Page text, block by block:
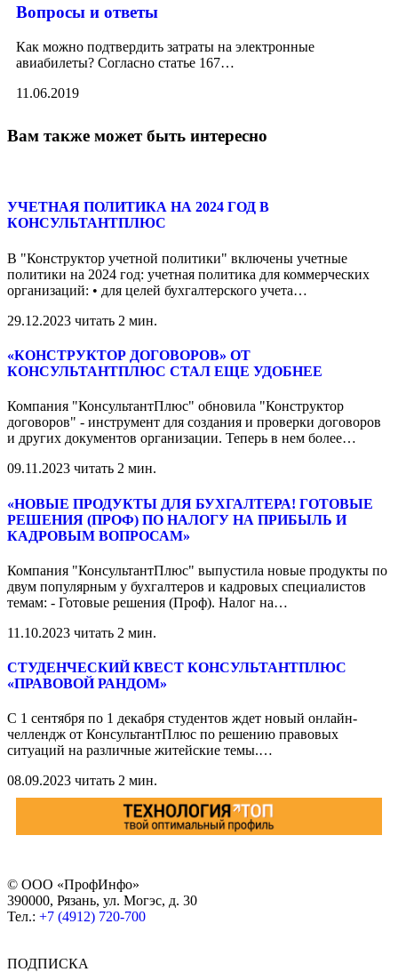
Вопросы и ответы
Как можно подтвердить затраты на электронные
авиабилеты? Согласно статье 167…
11.06.2019
Вам также может быть интересно
УЧЕТНАЯ ПОЛИТИКА НА 2024 ГОД В
КОНСУЛЬТАНТПЛЮС
В "Конструктор учетной политики" включены учетные
политики на 2024 год: учетная политика для коммерческих
организаций: • для целей бухгалтерского учета…
29.12.2023 читать 2 мин.
«КОНСТРУКТОР ДОГОВОРОВ» ОТ
КОНСУЛЬТАНТПЛЮС СТАЛ ЕЩЕ УДОБНЕЕ
Компания "КонсультантПлюс" обновила "Конструктор
договоров" - инструмент для создания и проверки договоров
и других документов организации. Теперь в нем более…
09.11.2023 читать 2 мин.
«НОВЫЕ ПРОДУКТЫ ДЛЯ БУХГАЛТЕРА! ГОТОВЫЕ
РЕШЕНИЯ (ПРОФ) ПО НАЛОГУ НА ПРИБЫЛЬ И
КАДРОВЫМ ВОПРОСАМ»
Компания "КонсультантПлюс" выпустила новые продукты по
двум популярным у бухгалтеров и кадровых специалистов
темам: - Готовые решения (Проф). Налог на…
11.10.2023 читать 2 мин.
СТУДЕНЧЕСКИЙ КВЕСТ КОНСУЛЬТАНТПЛЮС
«ПРАВОВОЙ РАНДОМ»
С 1 сентября по 1 декабря студентов ждет новый онлайн-
челлендж от КонсультантПлюс по решению правовых
ситуаций на различные житейские темы.…
08.09.2023 читать 2 мин.
© ООО «ПрофИнфо»
390000, Рязань, ул. Могэс, д. 30
Тел.: +7 (4912) 720-700
ПОДПИСКА